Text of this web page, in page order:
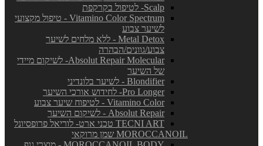
Scalp- לטיפול בקרקפת
Vitamino Color Spectrum - טיפול מקצועי
לשיער צבוע
Metal Detox - ללא מלחים לשיער
צבוע/גוונים/הבהרה
Absolut Repair Molecular- לשיקום מיידי
של השיער
Blondifier - לשיער בלונדיני
Pro Longer- לחידוש אורכי השיער
Vitamino Color - לטיפוח שיער צבוע
Absolut Repair - לשיקום השיער
TECNI ART טכני ארט- לוריאל פרופסיונל
MOROCCANOIL שמן מרוקאי